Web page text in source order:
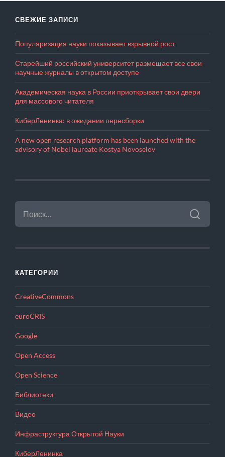
СВЕЖИЕ ЗАПИСИ
Популяризация науки показывает взрывной рост
Старейший российский университет размещает все свои
научные журналы в открытом доступе
Академическая наука в России приоткрывает свои двери
для массового читателя
КиберЛенинка: в ожидании пересборки
A new open research platform has been launched with the
advisory of Nobel laureate Kostya Novoselov
НАЙТИ:
КАТЕГОРИИ
CreativeCommons
euroCRIS
Google
Open Access
Open Science
Библиотеки
Видео
Инфраструктура Открытой Науки
КиберЛенинка